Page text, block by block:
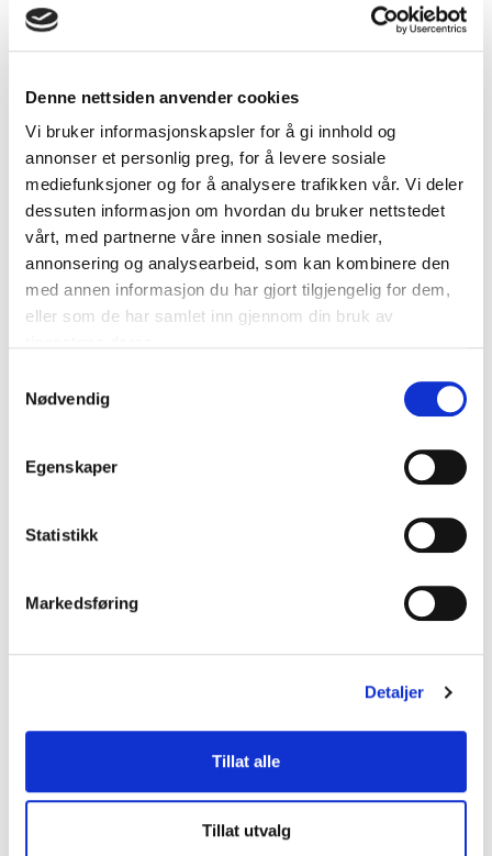
Denne nettsiden anvender cookies
Vi bruker informasjonskapsler for å gi innhold og
annonser et personlig preg, for å levere sosiale
mediefunksjoner og for å analysere trafikken vår. Vi deler
dessuten informasjon om hvordan du bruker nettstedet
vårt, med partnerne våre innen sosiale medier,
annonsering og analysearbeid, som kan kombinere den
med annen informasjon du har gjort tilgjengelig for dem,
eller som de har samlet inn gjennom din bruk av
Nødvendig
Egenskaper
Statistikk
Markedsføring
Detaljer
Tillat alle
Tillat utvalg
kr
Legg i handlekurv
Relaterte produkter og
løsninger